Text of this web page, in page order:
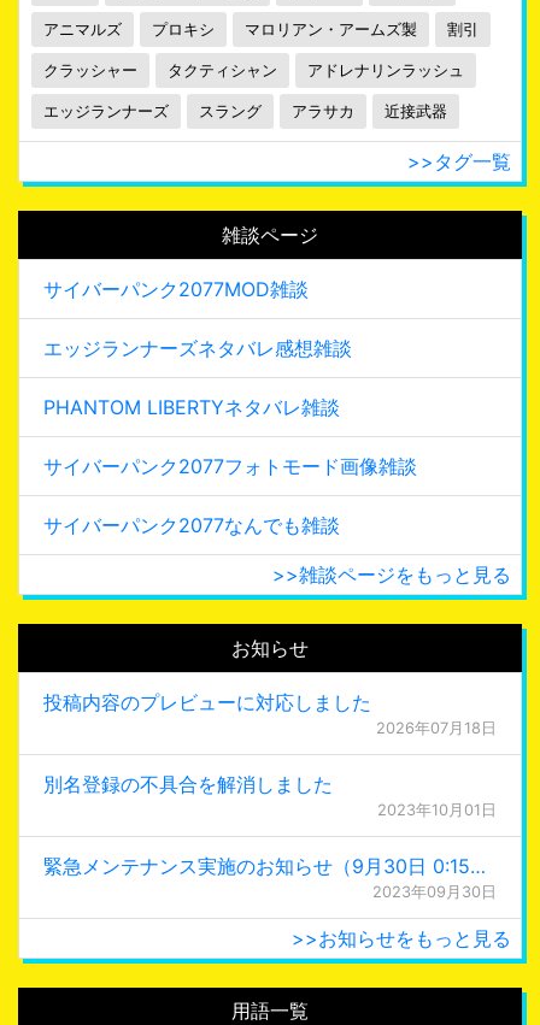
アニマルズ プロキシ マロリアン・アームズ製 割引
クラッシャー タクティシャン アドレナリンラッシュ
エッジランナーズ スラング アラサカ 近接武器
>>タグ一覧
雑談ページ
サイバーパンク2077MOD雑談
エッジランナーズネタバレ感想雑談
PHANTOM LIBERTYネタバレ雑談
サイバーパンク2077フォトモード画像雑談
サイバーパンク2077なんでも雑談
>>雑談ページをもっと見る
お知らせ
投稿内容のプレビューに対応しました
2026年07月18日
別名登録の不具合を解消しました
2023年10月01日
緊急メンテナンス実施のお知らせ（9月30日 0:15更新）
2023年09月30日
>>お知らせをもっと見る
用語一覧